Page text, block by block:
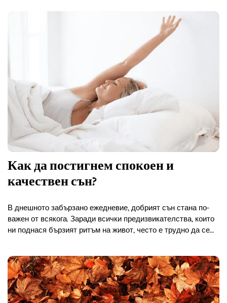
Как да постигнем спокоен и
качествен сън?
В днешното забързано ежедневие, добрият сън стана по-
важен от всякога. Заради всички предизвикателства, които
ни поднася бързият ритъм на живот, често е трудно да се